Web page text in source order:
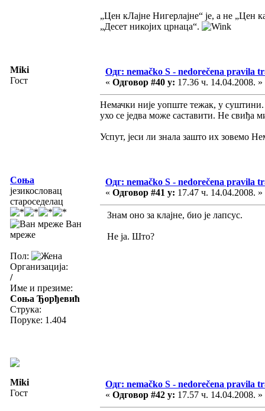
„Цен кЛајне Нигерлајне“ је, а не „Цен
„Десет никојих црнаца“.
Miki
Гост
Одг: nemačko S - nedorečena pravila
« Одговор #40 у: 17.36 ч. 14.04.2008. »
Немачки није уопште тежак, у
ухо се једва може саставити. Не свиђа
Успут, јеси ли знала зашто их зовемо
Соња
језикословац
староседелац
Ван
мреже
Пол:
Организација:
/
Име и презиме:
Соња Ђорђевић
Струка:
Поруке: 1.404
Одг: nemačko S - nedorečena pravila
« Одговор #41 у: 17.47 ч. 14.04.2008. »
Знам оно за клајне, био је лапсус.
Не ја. Што?
Miki
Гост
Одг: nemačko S - nedorečena pravila
« Одговор #42 у: 17.57 ч. 14.04.2008. »